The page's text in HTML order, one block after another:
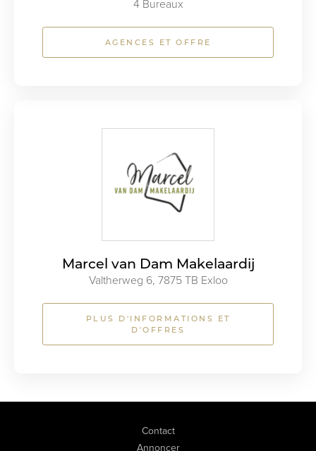
4 Bureaux
AGENCES ET OFFRE
Marcel van Dam Makelaardij
Valtherweg 6, 7875 TB Exloo
PLUS D'INFORMATIONS ET
D'OFFRES
Contact
Annoncer